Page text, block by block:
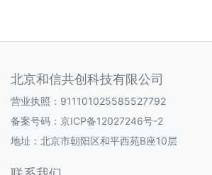
北京和信共创科技有限公司
营业执照：911101025585527792
备案号码： 京ICP备12027246号-2
地址：北京市朝阳区和平西苑B座10层